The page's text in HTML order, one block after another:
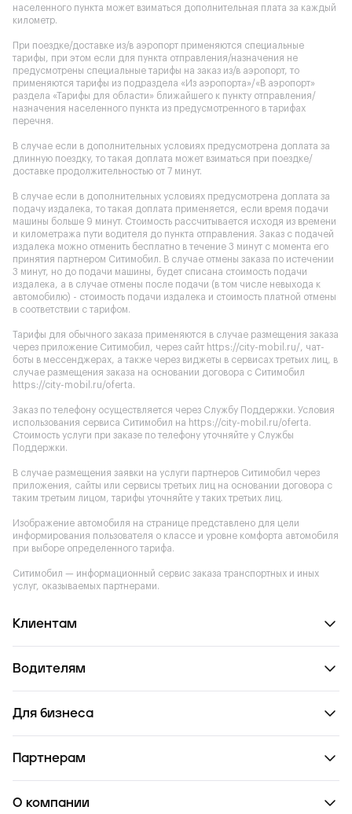
населенного пункта может взиматься дополнительная плата за каждый
километр.
При поездке/доставке из/в аэропорт применяются специальные
тарифы, при этом если для пункта отправления/назначения не
предусмотрены специальные тарифы на заказ из/в аэропорт, то
применяются тарифы из подраздела «Из аэропорта»/«В аэропорт»
раздела «Тарифы для области» ближайшего к пункту отправления/
назначения населенного пункта из предусмотренного в тарифах
перечня.
В случае если в дополнительных условиях предусмотрена доплата за
длинную поездку, то такая доплата может взиматься при поездке/
доставке продолжительностью от 7 минут.
В случае если в дополнительных условиях предусмотрена доплата за
подачу издалека, то такая доплата применяется, если время подачи
машины больше 9 минут. Стоимость рассчитывается исходя из времени
и километража пути водителя до пункта отправления. Заказ с подачей
издалека можно отменить бесплатно в течение 3 минут с момента его
принятия партнером Ситимобил. В случае отмены заказа по истечении
3 минут, но до подачи машины, будет списана стоимость подачи
издалека, а в случае отмены после подачи (в том числе невыхода к
автомобилю) - стоимость подачи издалека и стоимость платной отмены
в соответствии с тарифом.
Тарифы для обычного заказа применяются в случае размещения заказа
через приложение Ситимобил, через сайт https://city-mobil.ru/ , чат-
боты в мессенджерах, а также через виджеты в сервисах третьих лиц, в
случае размещения заказа на основании договора с Ситимобил
https://city-mobil.ru/oferta.
Заказ по телефону осуществляется через Службу Поддержки. Условия
использования сервиса Ситимобил на https://city-mobil.ru/oferta.
Стоимость услуги при заказе по телефону уточняйте у Службы
Поддержки.
В случае размещения заявки на услуги партнеров Ситимобил через
приложения, сайты или сервисы третьих лиц на основании договора с
таким третьим лицом, тарифы уточняйте у таких третьих лиц.
Изображение автомобиля на странице представлено для цели
информирования пользователя о классе и уровне комфорта автомобиля
при выборе определенного тарифа.
Ситимобил — информационный сервис заказа транспортных и иных
услуг, оказываемых партнерами.
Клиентам
Водителям
Для бизнеса
Партнерам
О компании